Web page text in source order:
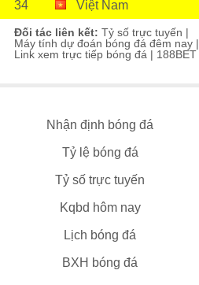
34 Việt Nam
Đối tác liên kết: Tỷ số trực tuyến |
Máy tính dự đoán bóng đá đêm nay |
Link xem trực tiếp bóng đá | 188BET
Nhận định bóng đá
Tỷ lệ bóng đá
Tỷ số trực tuyến
Kqbd hôm nay
Lịch bóng đá
BXH bóng đá